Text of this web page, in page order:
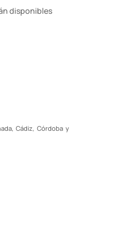
disponibles
Cádiz, Córdoba y